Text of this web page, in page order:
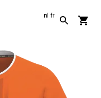
nl fr